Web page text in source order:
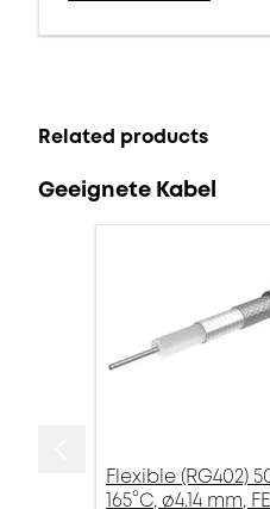
Related products
Geeignete Kabel
Flexible (RG402)
165°C, ø4.14 mm,